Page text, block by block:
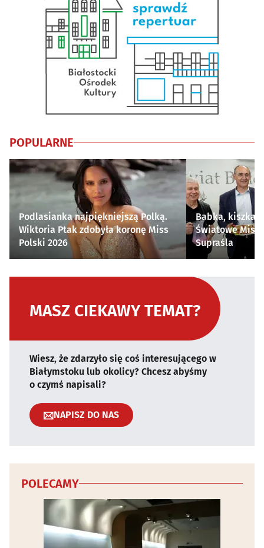
POPULARNE
Podlasianka najpiękniejszą Polką.
Wiktoria Ptak zdobyła koronę Miss
Polski 2026
Babka, kiszka i
Światowe
Supraśla
MASZ CIEKAWY TEMAT?
Wiesz, że zdarzyło się coś interesującego w
Białymstoku lub okolicy? Chcesz abyśmy
o czymś napisali?
NAPISZ DO NAS
POLECAMY